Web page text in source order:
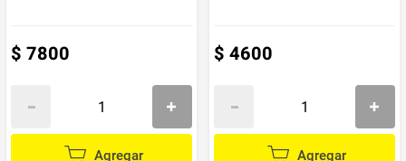
$ 7800
Agregar
$ 4600
Agregar